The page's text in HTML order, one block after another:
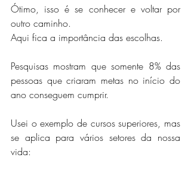
Ótimo, isso é se conhecer e voltar por
outro caminho.
Aqui fica a importância das escolhas.
Pesquisas mostram que somente 8% das
pessoas que criaram metas no início do
ano conseguem cumprir.
Usei o exemplo de cursos superiores, mas
se aplica para vários setores da nossa
vida: